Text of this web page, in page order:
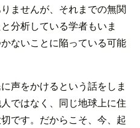
ませんが、それまでの無関
分析している学者もいま
ないことに陥っている可能
声をかけるという話をしま
ではなく、同じ地球上に住
です。だからこそ、今、起